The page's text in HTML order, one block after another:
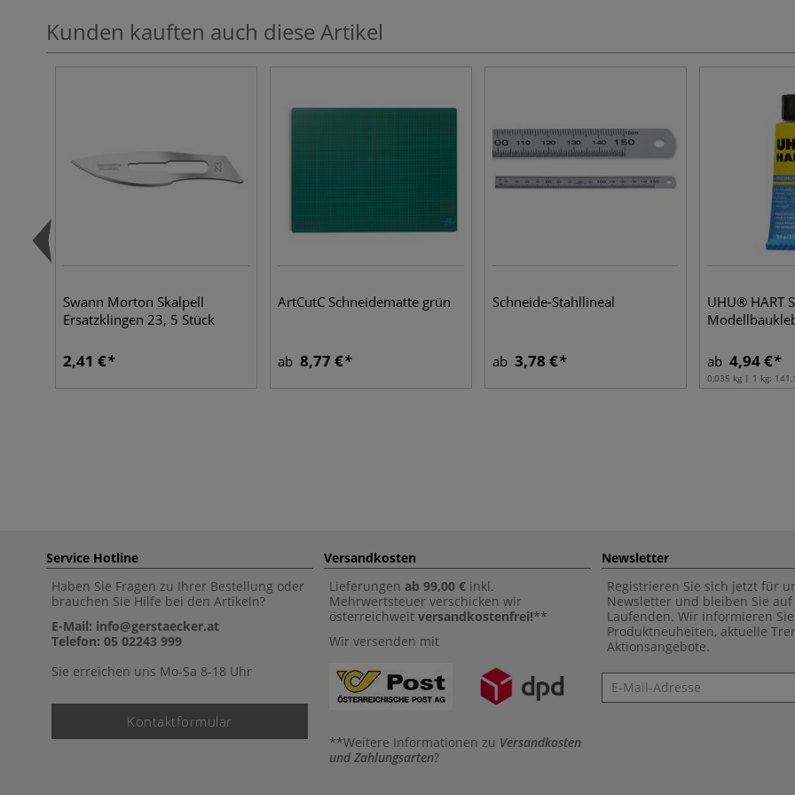
Kunden kauften auch diese Artikel
Swann Morton Skalpell
Ersatzklingen 23, 5 Stück
2,41 €
ArtCutC Schneidematte grün
ab 8,77 €
Schneide-Stahllineal
ab 3,78 €
UHU® HART
ab 4,94 €
0,035 kg | 1 kg:
Service Hotline
Haben Sie Fragen zu Ihrer Bestellung oder
brauchen Sie Hilfe bei den Artikeln?
E-Mail: info@gerstaecker.at
Telefon: 05 02243 999
Sie erreichen uns Mo-Sa 8-18 Uhr
Kontaktformular
Versandkosten
Lieferungen ab 99,00 € inkl.
Mehrwertsteuer verschicken wir
österreichweit versandkostenfrei!**
Wir versenden mit
**Weitere Informationen zu Versandkosten
und Zahlungsarten?
Newsletter
Registrieren Sie sich jetzt für
Newsletter und bleiben Sie auf
Laufenden. Wir informieren
Produktneuheiten, aktuelle
Aktionsangebote.
Newsletter